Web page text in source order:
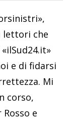
lettori che
e di fidarsi
Mi
corso,
e